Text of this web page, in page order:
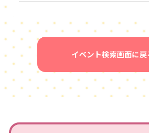
イベント検索画面に戻